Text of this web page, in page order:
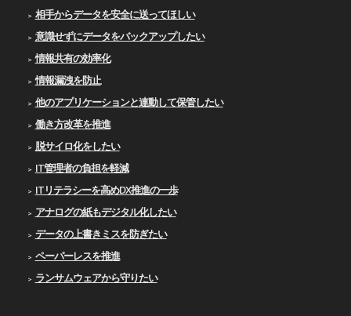
相手からデータを安全に送ってほしい
意識せずにデータをバックアップしたい
情報共有の効率化
情報漏洩を防止
他のアプリケーションと連動して保管したい
働き方改革を推進
脱サイロ化をしたい
IT管理者の負担を軽減
ITリテラシーを高めDX推進の一歩
アナログの紙もデジタル化したい
データの上書きミスを防ぎたい
ペーパーレスを推進
ランサムウェアから守りたい